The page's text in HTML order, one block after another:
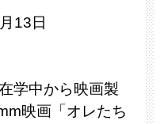
13日
学中から映画製
映画「オレたち